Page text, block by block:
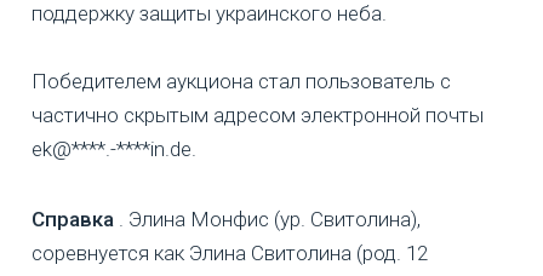
поддержку защиты украинского неба.
Победителем аукциона стал пользователь с
частично скрытым адресом электронной почты
ek@****.-****in.de.
Справка . Элина Монфис (ур. Свитолина),
соревнуется как Элина Свитолина (род. 12